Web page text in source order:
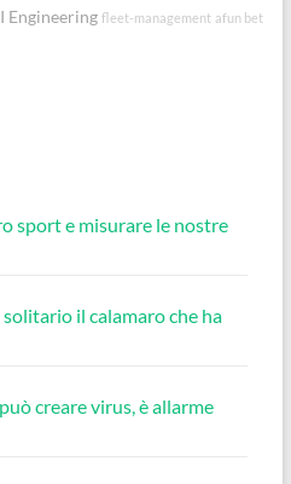
Engineering fleet-management afun bet
sport e misurare le nostre
il calamaro che ha
creare virus, è allarme